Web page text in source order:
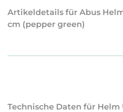
Artikeldetails für Abus
cm (pepper green)
Technische Daten für Helm